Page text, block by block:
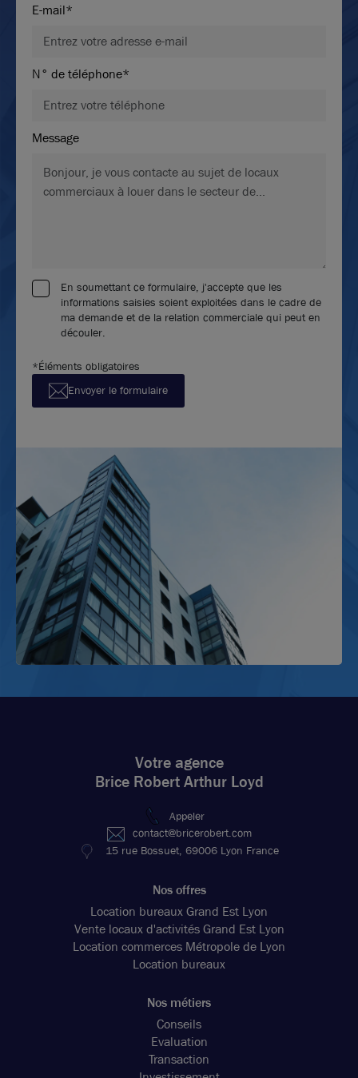
E-mail*
N° de téléphone*
Message
En soumettant ce formulaire, j'accepte que les
informations saisies soient exploitées dans le cadre de
ma demande et de la relation commerciale qui peut en
découler.
*Éléments obligatoires
Envoyer le formulaire
Votre agence
Brice Robert Arthur Loyd
Appeler
contact@bricerobert.com
15 rue Bossuet, 69006 Lyon France
Nos offres
Location bureaux Grand Est Lyon
Vente locaux d'activités Grand Est Lyon
Location commerces Métropole de Lyon
Location bureaux
Nos métiers
Conseils
Evaluation
Transaction